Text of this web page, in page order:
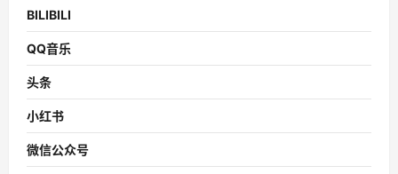
BILIBILI
QQ音乐
头条
小红书
微信公众号